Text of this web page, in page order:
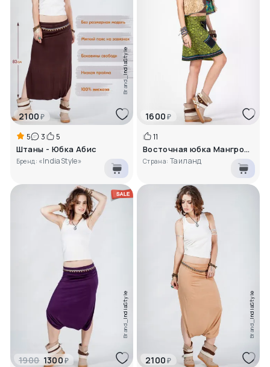
Brand_
IndiaStyle
2100₽
5
3 5
Штаны - Юбка Абис
Бренд: «IndiaStyle»
1600 ₽
11
Восточная юбка Мангровый лес
Страна: Таиланд
Brand_
IndiaStyle
1900 1300₽
Brand_
IndiaStyle
2100 ₽